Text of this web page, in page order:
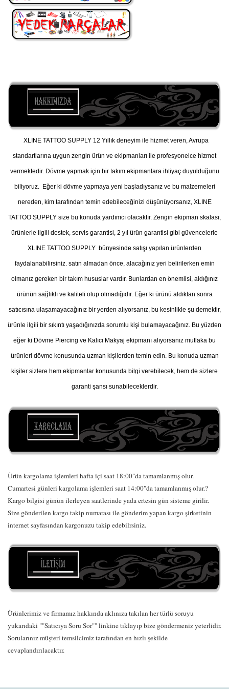
XLINE TATTOO SUPPLY 12 Yıllık deneyim ile hizmet veren, Avrupa
standartlarına uygun zengin ürün ve ekipmanları ile profesyonelce hizmet
vermektedir. Dövme yapmak için bir takım ekipmanlara ihtiyaç duyulduğunu
biliyoruz. Eğer ki dövme yapmaya yeni başladıysanız ve bu malzemeleri
nereden, kim tarafından temin edebileceğinizi düşünüyorsanız, XLINE
TATTOO SUPPLY size bu konuda yardımcı olacaktır. Zengin ekipman skalası,
ürünlerle ilgili destek, servis garantisi, 2 yıl ürün garantisi gibi güvencelerle
XLINE TATTOO SUPPLY bünyesinde satışı yapılan ürünlerden
faydalanabilirsiniz. satın almadan önce, alacağınız yeri belirilerken emin
olmanız gereken bir takım hususlar vardır. Bunlardan en önemlisi, aldığınız
ürünün sağlıklı ve kaliteli olup olmadığıdır. Eğer ki ürünü aldıktan sonra
satıcısına ulaşamayacağınız bir yerden alıyorsanız, bu kesinlikle şu demektir,
ürünle ilgili bir sıkıntı yaşadığınızda sorumlu kişi bulamayacağınız. Bu yüzden
eğer ki Dövme Piercing ve Kalıcı Makyaj ekipmanı alıyorsanız mutlaka bu
ürünleri dövme konusunda uzman kişilerden temin edin. Bu konuda uzman
kişiler sizlere hem ekipmanlar konusunda bilgi verebilecek, hem de sizlere
garanti şansı sunabileceklerdir.
Ürün kargolama işlemleri hafta içi saat 18:00"da tamamlanmış olur.
Cumartesi günleri kargolama işlemleri saat 14:00"da tamamlanmış olur.?
Kargo bilgisi günün ilerleyen saatlerinde yada ertesin gün sisteme girilir.
Size gönderilen kargo takip numarası ile gönderim yapan kargo şirketinin
internet sayfasından kargonuzu takip edebilrsiniz.
Ürünlerimiz ve firmamız hakkında aklınıza takılan her türlü soruyu
yukarıdaki ""Satıcıya Soru Sor"" linkine tıklayıp bize göndermeniz yeterlidir.
Sorularınız müşteri temsilcimiz tarafından en hızlı şekilde
cevaplandırılacaktır.
konularda yetersiz gördüğünüz noktaları öneri formunu